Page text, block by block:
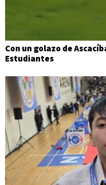
Con un golazo de
Estudiantes